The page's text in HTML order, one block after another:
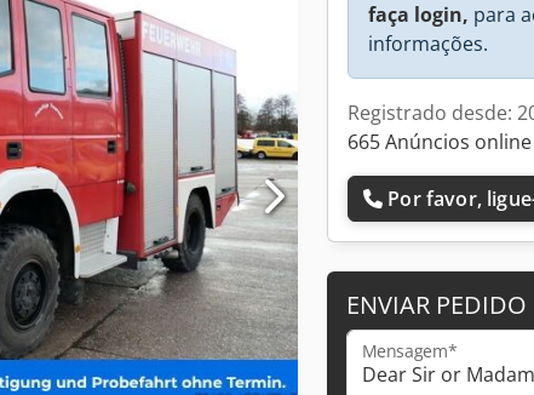
faça login, para
informações.
Registrado desde:
665 Anúncios online
Por favor,
ENVIAR PEDIDO
Mensagem*